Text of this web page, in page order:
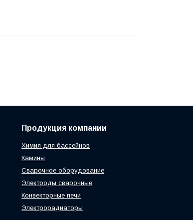
Продукция компании
Химия для бассейнов
Камины
Сварочное оборудование
Электроды сварочные
Конвекторные печи
Электрорадиаторы